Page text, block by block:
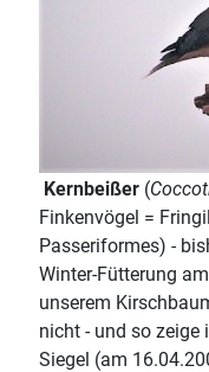
Kernbeißer (
Finkenvögel =
Passeriformes) -
Winter-Fütterung
unserem
nicht - und so zeige
Siegel (am